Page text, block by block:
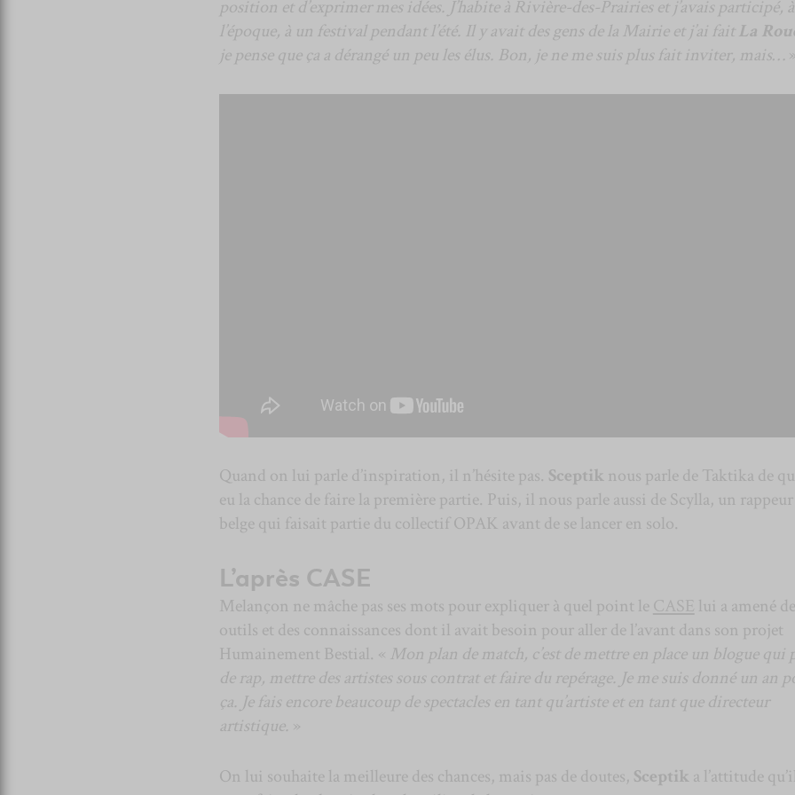
position et d’exprimer mes idées. J’habite à Rivière-des-Prairies et j’avais participé, à
l’époque, à un festival pendant l’été. Il y avait des gens de la Mairie et j’ai fait La
je pense que ça a dérangé un peu les élus. Bon, je ne me suis plus fait inviter, mais… »
Quand on lui parle d’inspiration, il n’hésite pas. Sceptik nous parle de Taktika de
eu la chance de faire la première partie. Puis, il nous parle aussi de Scylla, un rappeur
belge qui faisait partie du collectif OPAK avant de se lancer en solo.
L’après CASE
Melançon ne mâche pas ses mots pour expliquer à quel point le CASE lui a amené
outils et des connaissances dont il avait besoin pour aller de l’avant dans son projet
Humainement Bestial. « Mon plan de match, c’est de mettre en place un blogue qui
de rap, mettre des artistes sous contrat et faire du repérage. Je me suis donné un an
ça. Je fais encore beaucoup de spectacles en tant qu’artiste et en tant que directeur
artistique. »
On lui souhaite la meilleure des chances, mais pas de doutes, Sceptik a l’attitude